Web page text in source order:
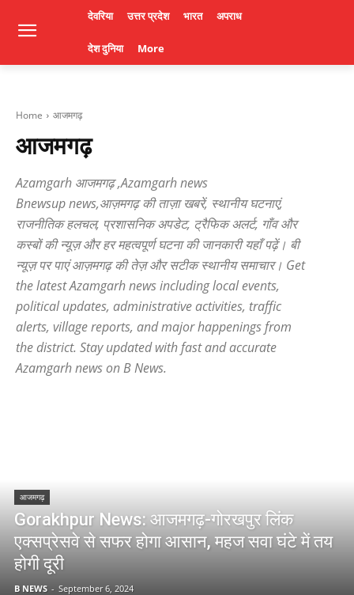
देवरिया उत्तर प्रदेश भारत अपराध
देश दुनिया More
Home आजमगढ़
आजमगढ़
Azamgarh आजमगढ़ ,Azamgarh news
Bnewsup news,आज़मगढ़ की ताज़ा खबरें, स्थानीय घटनाएं,
राजनीतिक हलचल, प्रशासनिक अपडेट, ट्रैफिक अलर्ट, गाँव और
कस्बों की न्यूज़ और हर महत्वपूर्ण घटना की जानकारी यहाँ पढ़ें। बी
न्यूज़ पर पाएं आज़मगढ़ की तेज़ और सटीक स्थानीय समाचार। Get
the latest Azamgarh news including local events,
political updates, administrative activities, traffic
alerts, village reports, and major happenings from
the district. Stay updated with fast and accurate
Azamgarh news on B News.
आजमगढ़
Gorakhpur News: आजमगढ़-गोरखपुर लिंक
एक्सप्रेसवे से सफर होगा आसान, महज सवा घंटे में तय
होगी दूरी
B NEWS - September 6, 2024